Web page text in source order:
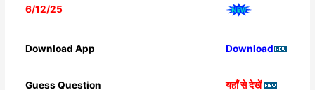
6/12/25
Download App Download
Guess Question यहाँ से देखें